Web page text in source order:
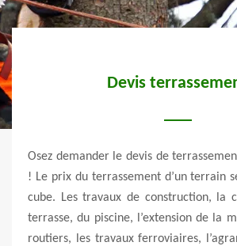
Devis
Osez demander le devis de
! Le prix du terrassement d’un terrain
cube. Les travaux de construction, la
terrasse, du piscine, l’extension de la
routiers, les travaux ferroviaires,